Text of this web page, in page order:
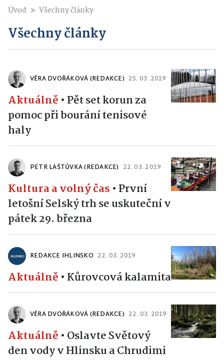
Úvod Všechny články
Všechny články
VĚRA DVOŘÁKOVÁ (REDAKCE) 25. 03. 2019
Aktuálně • Pět set korun za
pomoc při bourání tenisové
haly
PETR LAŠTŮVKA (REDAKCE) 22. 03. 2019
Kultura a volný čas • První
letošní Selský trh se uskuteční v
pátek 29. března
REDAKCE IHLINSKO 22. 03. 2019
Aktuálně • Kůrovcová kalamita
VĚRA DVOŘÁKOVÁ (REDAKCE) 22. 03. 2019
Aktuálně • Oslavte Světový
den vody v Hlinsku a Chrudimi